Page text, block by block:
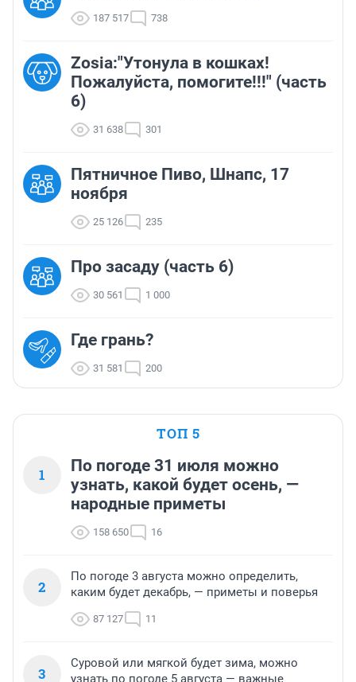
187 517 738
Zosia:"Утонула в кошках!
Пожалуйста, помогите!!!" (часть
6)
31 638 301
Пятничное Пиво, Шнапс, 17
ноября
25 126 235
Про засаду (часть 6)
30 561 1 000
Где грань?
31 581 200
ТОП 5
1
По погоде 31 июля можно
узнать, какой будет осень, —
народные приметы
158 650 16
2
По погоде 3 августа можно определить,
каким будет декабрь, — приметы и поверья
87 127 11
3
Суровой или мягкой будет зима, можно
узнать по погоде 5 августа — важные